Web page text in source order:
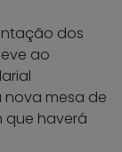
dos
ao
mesa de
que haverá